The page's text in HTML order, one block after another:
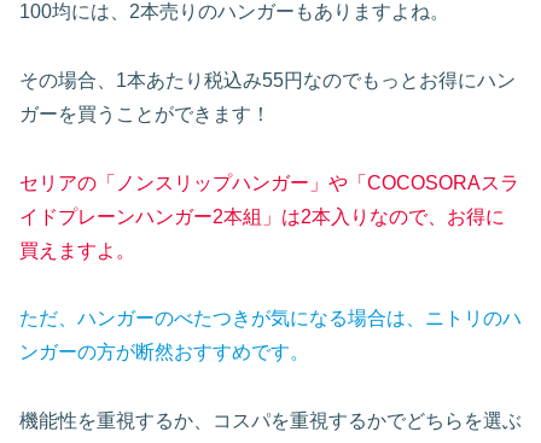
100均には、2本売りのハンガーもありますよね。
その場合、1本あたり税込み55円なのでもっとお得にハン
ガーを買うことができます！
セリアの「ノンスリップハンガー」や「COCOSORAスラ
イドプレーンハンガー2本組」は2本入りなので、お得に
買えますよ。
ただ、ハンガーのべたつきが気になる場合は、ニトリのハ
ンガーの方が断然おすすめです。
機能性を重視するか、コスパを重視するかでどちらを選ぶ